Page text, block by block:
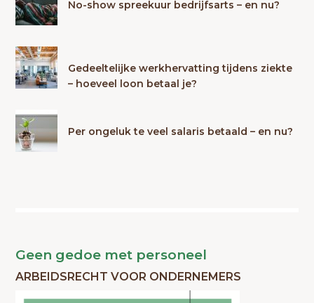
No-show spreekuur bedrijfsarts – en nu?
Gedeeltelijke werkhervatting tijdens ziekte
– hoeveel loon betaal je?
Per ongeluk te veel salaris betaald – en nu?
Geen gedoe met personeel
ARBEIDSRECHT VOOR ONDERNEMERS